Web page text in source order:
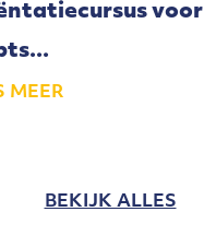
voor
MEER
BEKIJK ALLES